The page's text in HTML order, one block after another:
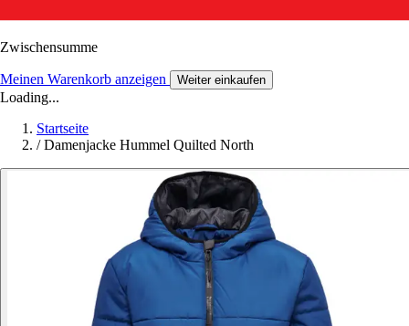
Zwischensumme
Meinen Warenkorb anzeigen Weiter einkaufen
Loading...
Startseite
/ Damenjacke Hummel Quilted North